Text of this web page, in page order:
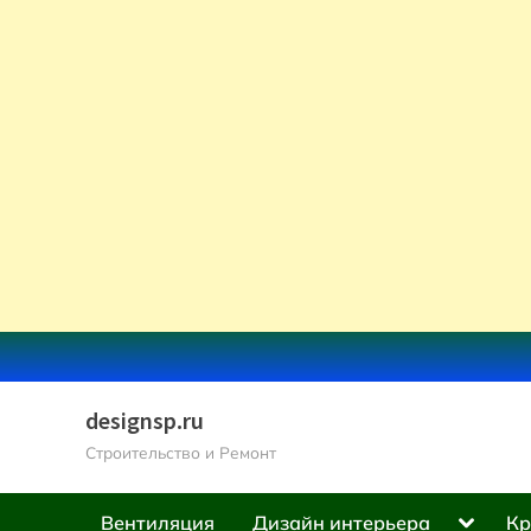
Skip
to
designsp.ru
Строительство и Ремонт
Вентиляция Дизайн интерьера
Toggle